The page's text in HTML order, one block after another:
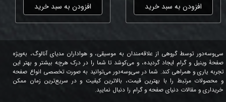
افزودن به سبد خرید افزودن به سبد خرید
سی‌وسه‌دور توسط گروهی از علاقه‌مندان به موسیقی، و هواداران مدیای آنالوگ، به‌ویژه
صفحۀ وینیل و گرام ایجاد گردیده، و می‌کوشد تا شما را در درک هرچه بیشتر و بهتر این
تجربه یاری و همراهی کند. شما در سی‌وسه‌دور می‌توانید به صورت تخصصی انواع صفحه
و محصولات مرتبط را با بهترین قیمت، بالاترین کیفیت و در سریع‌ترین زمان ممکن
خریداری و مقالات دنیای صفحه و گرام را دنبال نمایید.